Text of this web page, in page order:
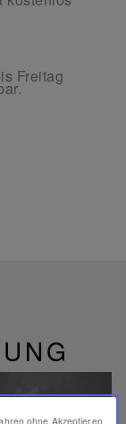
Freitag
ohne Akzeptieren